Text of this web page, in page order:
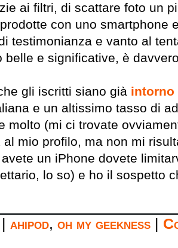
ai filtri, di scattare foto un
con uno smartphone
testimonianza e vanto al
belle e significative, è
gli iscritti siano già intorno
e un altissimo tasso di
molto (mi ci trovate
al mio profilo, ma non mi
un iPhone dovete
lo so) e ho il sospetto
ahipod, oh my geekness